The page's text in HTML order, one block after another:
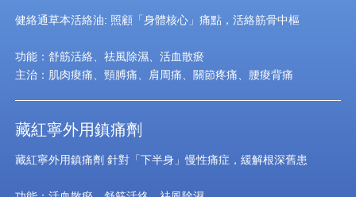
健絡通草本活絡油: 照顧「身體核心」痛點，活絡筋骨中樞
功能：舒筋活絡、祛風除濕、活血散瘀
主治：肌肉痠痛、頸膊痛、肩周痛、關節疼痛、腰痠背痛
藏紅寧外用鎮痛劑
藏紅寧外用鎮痛劑 針對「下半身」慢性痛症，緩解根深舊患